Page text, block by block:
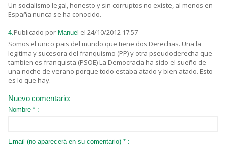
Un socialismo legal, honesto y sin corruptos no existe, al menos en
España nunca se ha conocido.
4.Publicado por Manuel el 24/10/2012 17:57
Somos el unico pais del mundo que tiene dos Derechas. Una la
legitima y sucesora del franquismo (PP) y otra pseudoderecha que
tambien es franquista.(PSOE) La Democracia ha sido el sueño de
una noche de verano porque todo estaba atado y bien atado. Esto
es lo que hay.
Nuevo comentario:
Nombre * :
Email (no aparecerá en su comentario) * :